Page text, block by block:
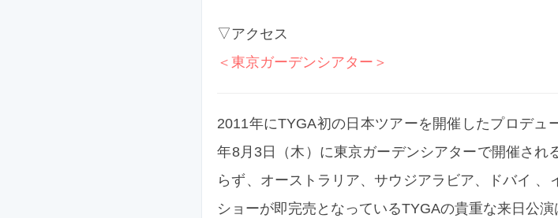
▽アクセス
＜東京ガーデンシアター＞
2011年にTYGA初の日本ツアーを開催したプロデュ
年8月3日（木）に東京ガーデンシアターで開催され
らず、オーストラリア、サウジアラビア、ドバイ
ショーが即完売となっているTYGAの貴重な来日公演